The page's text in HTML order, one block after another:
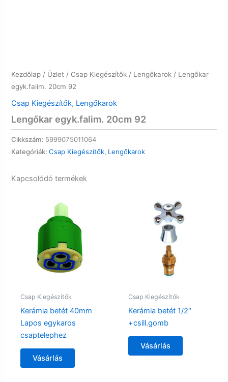
Kezdőlap / Üzlet / Csap Kiegészítők / Lengőkarok / Lengőkar
egyk.falim. 20cm 92
Csap Kiegészítők, Lengőkarok
Lengőkar egyk.falim. 20cm 92
Cikkszám: 5999075011064
Kategóriák:Csap Kiegészítők, Lengőkarok
Kapcsolódó termékek
Csap Kiegészítők
Kerámia betét 40mm
Lapos egykaros
csaptelephez
Vásárlás
Csap Kiegészítők
Kerámia betét 1/2″
+csill.gomb
Vásárlás